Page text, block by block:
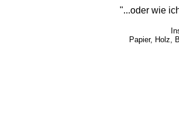
"...oder wie
Papier, Holz,